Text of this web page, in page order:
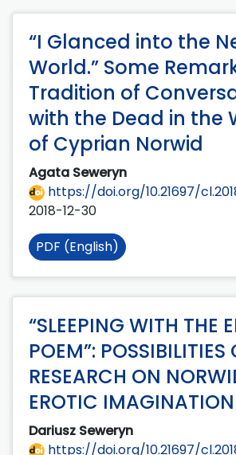
“I Glanced into the
World.” Some
Tradition of
with the Dead in the
of Cyprian Norwid
Agata Seweryn
https://doi.org/10.21697/
2018-12-30
PDF (English)
“SLEEPING WITH THE
POEM”: POSSIBILITIES
RESEARCH ON
EROTIC IMAGINATION
Dariusz Seweryn
https://doi.org/10.21697/